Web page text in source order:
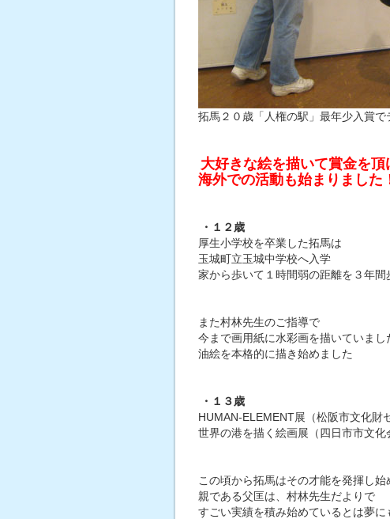
拓馬２０歳「人権の駅」最年少入賞
大好きな絵を描いて賞金を
海外での活動も始まりました
・１２歳
厚生小学校を卒業した拓馬は
玉城町立玉城中学校へ入学
家から歩いて１時間弱の距離を３年間
また村林先生のご指導で
今まで画用紙に水彩画を描いていまし
油絵を本格的に描き始めました
・１３歳
HUMAN-ELEMENT展（松阪市文化
世界の港を描く絵画展（四日市市文
この頃から拓馬はその才能を発揮し始
親である父匡は、村林先生だよりで
すごい実績を積み始めているとは夢に